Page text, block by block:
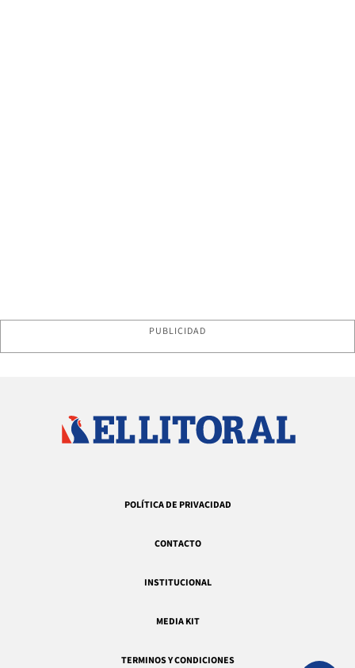
PUBLICIDAD
POLÍTICA DE PRIVACIDAD
CONTACTO
INSTITUCIONAL
MEDIA KIT
TERMINOS Y CONDICIONES